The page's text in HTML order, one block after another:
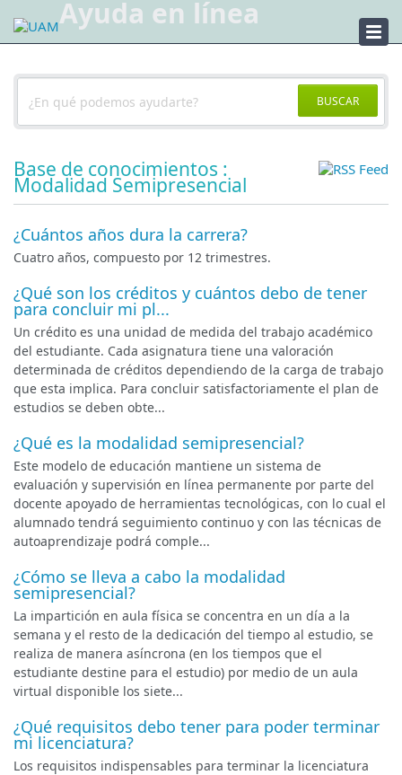
Ayuda en línea
Ayuda
BUSCAR
Base de conocimientos :
Modalidad Semipresencial
¿Cuántos años dura la carrera?
Cuatro años, compuesto por 12 trimestres.
¿Qué son los créditos y cuántos debo de tener
para concluir mi pl...
Un crédito es una unidad de medida del trabajo académico
del estudiante. Cada asignatura tiene una valoración
determinada de créditos dependiendo de la carga de trabajo
que esta implica. Para concluir satisfactoriamente el plan de
estudios se deben obte...
¿Qué es la modalidad semipresencial?
Este modelo de educación mantiene un sistema de
evaluación y supervisión en línea permanente por parte del
docente apoyado de herramientas tecnológicas, con lo cual el
alumnado tendrá seguimiento continuo y con las técnicas de
autoaprendizaje podrá comple...
¿Cómo se lleva a cabo la modalidad
semipresencial?
La impartición en aula física se concentra en un día a la
semana y el resto de la dedicación del tiempo al estudio, se
realiza de manera asíncrona (en los tiempos que el
estudiante destine para el estudio) por medio de un aula
virtual disponible los siete...
¿Qué requisitos debo tener para poder terminar
mi licenciatura?
Los requisitos indispensables para terminar la licenciatura